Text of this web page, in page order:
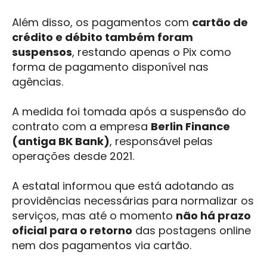
Além disso, os pagamentos com cartão de
crédito e débito também foram
suspensos, restando apenas o Pix como
forma de pagamento disponível nas
agências.
A medida foi tomada após a suspensão do
contrato com a empresa Berlin Finance
(antiga BK Bank), responsável pelas
operações desde 2021.
A estatal informou que está adotando as
providências necessárias para normalizar os
serviços, mas até o momento não há prazo
oficial para o retorno das postagens online
nem dos pagamentos via cartão.